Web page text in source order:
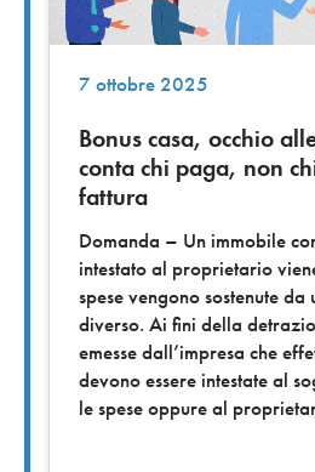
7 ottobre 2025
Bonus casa, occhio
conta chi paga, non
fattura
Domanda – Un immobile
intestato al proprietario
spese vengono sostenute da
diverso. Ai fini della
emesse dall’impresa che
devono essere intestate al
le spese oppure al